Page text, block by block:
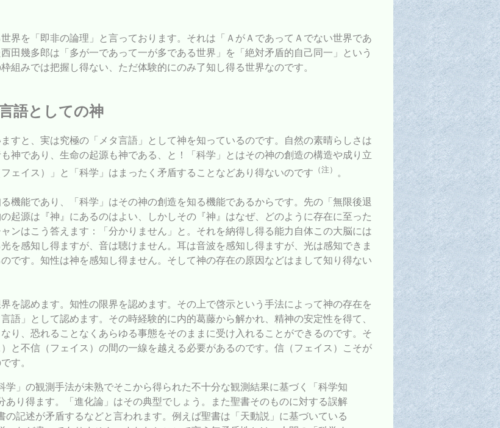
界を「即非の論理」と言っております。それは「ＡがＡであってＡでない世界であ
田幾多郎は「多が一であって一が多である世界」を「絶対矛盾的自己同一」という
組みでは把握し得ない、ただ体験的にのみ了知し得る世界なのです。
語としての神
すと、実は究極の「メタ言語」として神を知っているのです。自然の素晴らしさは
神であり、生命の起源も神である、と！「科学」とはその神の創造の構造や成り立
ェイス）」と「科学」はまったく矛盾することなどあり得ないのです （注） 。
機能であり、「科学」はその神の創造を知る機能であるからです。先の「無限後退
起源は『神』にあるのはよい、しかしその『神』はなぜ、どのように存在に至った
ンはこう答えます：「分かりません」と。それを納得し得る能力自体この大脳には
を感知し得ますが、音は聴けません。耳は音波を感知し得ますが、光は感知できま
です。知性は神を感知し得ません。そして神の存在の原因などはまして知り得ない
を認めます。知性の限界を認めます。その上で啓示という手法によって神の存在を
語」として認めます。その時経験的に内的葛藤から解かれ、精神の安定性を得て、
り、恐れることなくあらゆる事態をそのままに受け入れることができるのです。そ
と不信（フェイス）の間の一線を越える必要があるのです。信（フェイス）こそが
す。
学」の観測手法が未熟でそこから得られた不十分な観測結果に基づく「科学知
あり得ます。「進化論」はその典型でしょう。また聖書そのものに対する誤解
記述が矛盾するなどと言われます。例えば聖書は「天動説」に基づいている